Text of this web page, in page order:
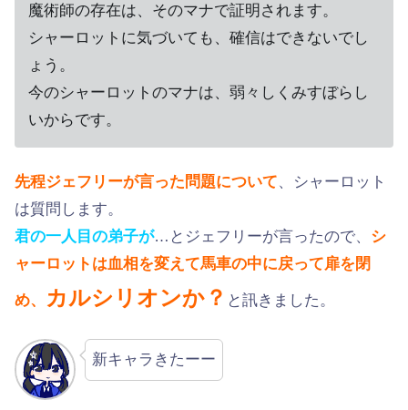
魔術師の存在は、そのマナで証明されます。
シャーロットに気づいても、確信はできないでし
ょう。
今のシャーロットのマナは、弱々しくみすぼらし
いからです。
先程ジェフリーが言った問題について、シャーロット
は質問します。
君の一人目の弟子が…とジェフリーが言ったので、 シ
ャーロットは血相を変えて馬車の中に戻って扉を閉
め、 カルシリオンか？ と訊きました。
新キャラきたーー